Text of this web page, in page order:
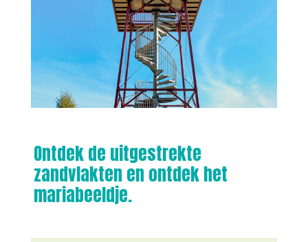
Ontdek de uitgestrekte
zandvlakten en ontdek het
mariabeeldje.